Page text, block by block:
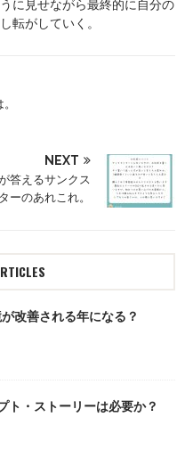
に見せながら最終的に自分の
転がしていく。
NEXT
答えるサンクス
ーのあれこれ。
改善される年になる？
ト・ストーリーは必要か？